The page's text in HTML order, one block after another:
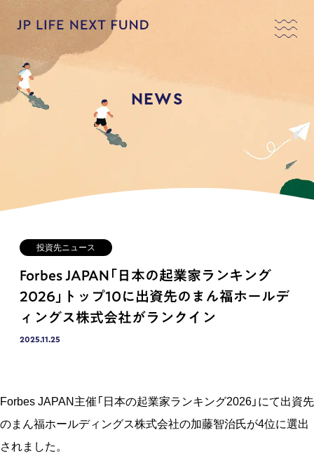
NEWS
投資先ニュース
Forbes JAPAN「日本の起業家ランキング
2026」トップ10に出資先のまん福ホールデ
ィングス株式会社がランクイン
2025.11.25
Forbes JAPAN主催「日本の起業家ランキング2026」にて出資先
のまん福ホールディングス株式会社の加藤智治氏が4位に選出
されました。